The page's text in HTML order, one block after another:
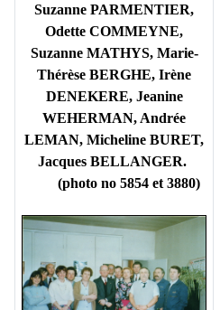
Suzanne PARMENTIER,
Odette COMMEYNE,
Suzanne MATHYS, Marie-
Thérèse BERGHE, Irène
DENEKERE, Jeanine
WEHERMAN, Andrée
LEMAN, Micheline BURET,
Jacques BELLANGER.
(photo no 5854 et 3880)